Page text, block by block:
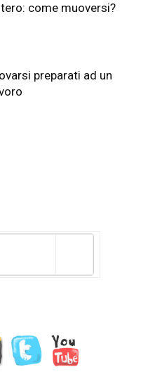
come muoversi?
preparati ad un